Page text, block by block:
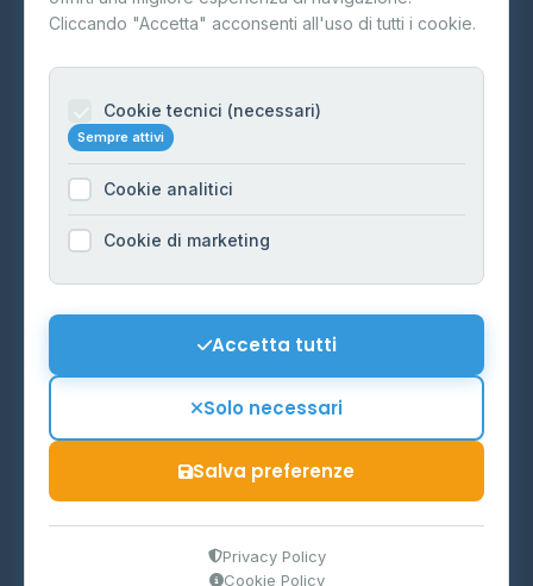
Contatti
Informazioni legali
Cookie Policy
Preferenze Cookie
Mappa del sito
P.IVA 03859300364
Ministero delle Imprese e del Made in Italy
Cliccando "Accetta" acconsenti all'uso di tutti i cookie.
Cookie tecnici (necessari)
Sempre attivi
Cookie analitici
Cookie di marketing
Accetta tutti
Solo necessari
Salva preferenze
Privacy Policy
Cookie Policy